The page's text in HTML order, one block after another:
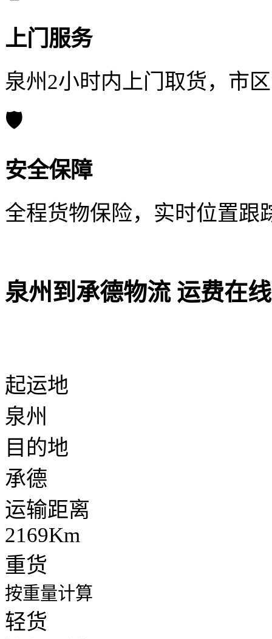
上门服务
泉州2小时内上门取货，市
🛡️
安全保障
全程货物保险，实时位置跟
泉州到承德物流 运费在
起运地
泉州
目的地
承德
运输距离
2169Km
重货
按重量计算
轻货